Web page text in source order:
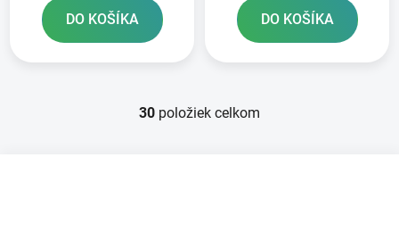
DO KOŠÍKA DO KOŠÍKA
O
30 položiek celkom